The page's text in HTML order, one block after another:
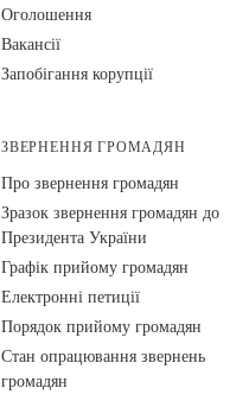
Оголошення
Вакансії
Запобігання корупції
ЗВЕРНЕННЯ ГРОМАДЯН
Про звернення громадян
Зразок звернення громадян до
Президента України
Графік прийому громадян
Електронні петиції
Порядок прийому громадян
Стан опрацювання звернень
громадян